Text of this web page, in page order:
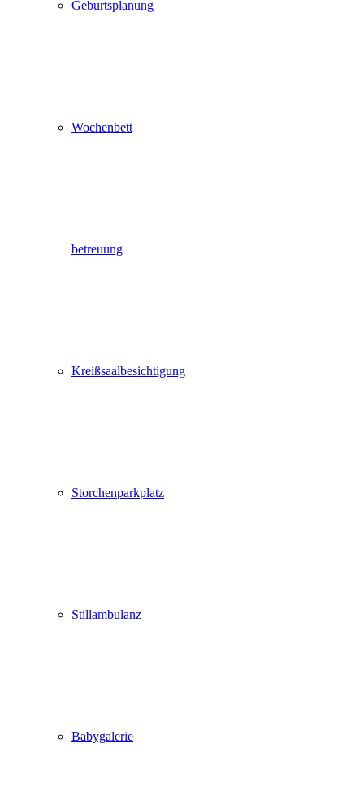
Geburtsplanung
Wochenbett
betreuung
Kreißsaalbesichtigung
Storchenparkplatz
Stillambulanz
Babygalerie